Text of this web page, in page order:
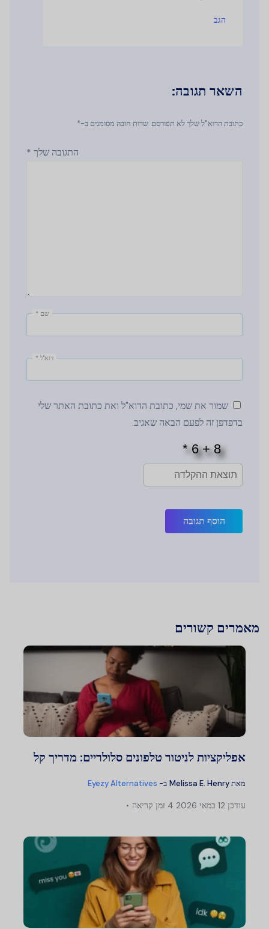
הגב
השאר תגובה:
כתובת הדוא"ל שלך לא תפורסם. שדות חובה מסומנים ב-*
התגובה שלך *
שם *
דוא"ל *
שמור את שמי, כתובת הדוא"ל ואת כתובת האתר שלי
בדפדפן זה לפעם הבאה שאגיב.
הוסף תגובה
מאמרים קשורים
אפליקציות לניטור טלפונים סלולריים: מדריך קל
מאתMelissa E. Henry ב- Eyezy Alternatives
עודכן 4 זמן קריאה